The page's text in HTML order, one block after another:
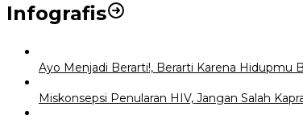
Infografis
Ayo Menjadi Berarti!, Berarti Karena Hidupmu
Miskonsepsi Penularan HIV, Jangan Salah